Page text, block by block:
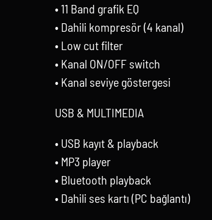
• 11 Band grafik EQ
• Dahili kompresör (4 kanal)
• Low cut filter
• Kanal ON/OFF switch
• Kanal seviye göstergesi
USB & MULTIMEDIA
• USB kayıt & playback
• MP3 player
• Bluetooth playback
• Dahili ses kartı (PC bağlantı)